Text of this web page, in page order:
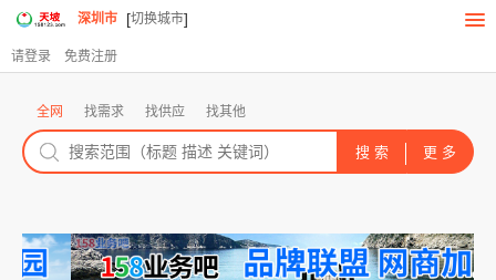
深圳市 [切换城市]
请登录 免费注册
全网 找需求 找供应 找其他